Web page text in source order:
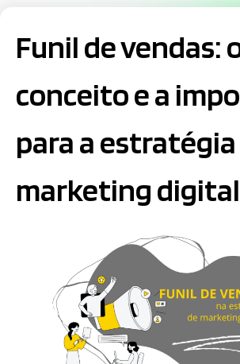
Funil de vendas:
conceito e a
para a
marketing digital